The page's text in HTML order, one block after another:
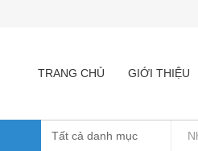
TRANG CHỦ GIỚI THIỆU